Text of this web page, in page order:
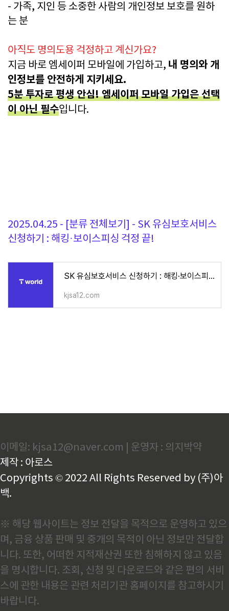
- 가족, 지인 등 소중한 사람의 개인정보 보호를 원하
는 분
아직도 명의도용 걱정하고 계신가요?
지금 바로 엠세이퍼 모바일에 가입하고, 내 명의와 개
인정보를 안전하게 지키세요.
5분 투자로 평생 안심! 엠세이퍼 모바일 가입은 선택
이 아닌 필수입니다.
2025.04.25 - [분류 전체보기] - SK 유심보호서비스
신청하기 : 해킹·보이스피싱 걱정 끝!
SK 유심보호서비스 신청하기 : 해킹·보이스피싱 걱정 끝!
kjsa12.com
이메일: kjsa12@naver.com | 운영자 : 의지박약
제작 : 아로스
Copyrights © 2022 All Rights Reserved by (주)아
백.
※ 해당 웹사이트는 정보 전달을 목적으로 운영하고 있으
며, 금융 상품 판매 및 중개의 목적이 아닌 정보만 전달합
니다. 또한, 어떠한 지적재산권 또한 침해하지 않고 있음
을 명시합니다. 조회, 신청 및 다운로드와 같은 편의 서비
스에 관한 내용은 관련 처리기관 홈페이지를 참고하시기
바랍니다.